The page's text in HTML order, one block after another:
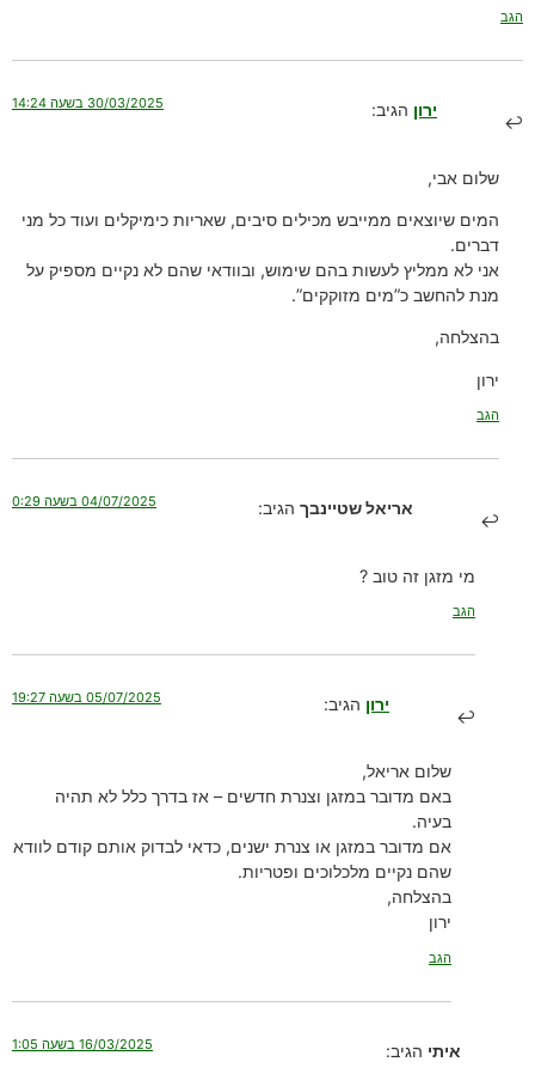
הגב
ירון הגיב: 30/03/2025 בשעה 14:24
שלום אבי,
המים שיוצאים ממייבש מכילים סיבים, שאריות כימיקלים ועוד כל מני
דברים.
אני לא ממליץ לעשות בהם שימוש, ובוודאי שהם לא נקיים מספיק על
מנת להחשב כ”מים מזוקקים”.
בהצלחה,
ירון
הגב
אריאל שטיינבך הגיב: 04/07/2025 בשעה 0:29
מי מזגן זה טוב ?
הגב
ירון הגיב: 05/07/2025 בשעה 19:27
שלום אריאל,
באם מדובר במזגן וצנרת חדשים – אז בדרך כלל לא תהיה
בעיה.
אם מדובר במזגן או צנרת ישנים, כדאי לבדוק אותם קודם לוודא
שהם נקיים מלכלוכים ופטריות.
בהצלחה,
ירון
הגב
איתי הגיב: 16/03/2025 בשעה 1:05